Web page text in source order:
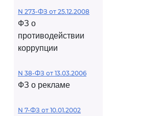
N 273-ФЗ от 25.12.2008
ФЗ о
противодействии
коррупции
N 38-ФЗ от 13.03.2006
ФЗ о рекламе
N 7-ФЗ от 10.01.2002